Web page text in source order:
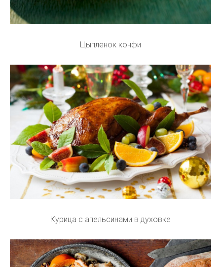
Цыпленок конфи
Курица с апельсинами в духовке